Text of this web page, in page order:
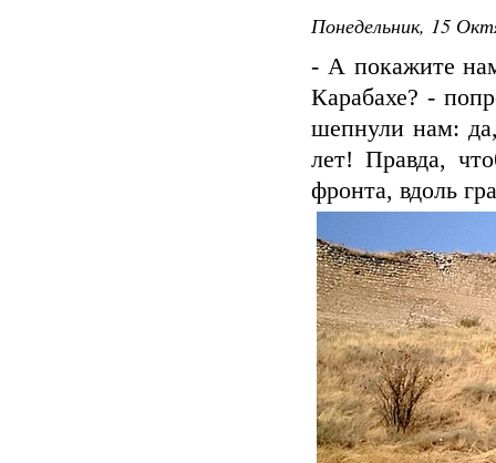
Понедельник, 15
- А покажите
Карабахе? -
шепнули нам:
лет! Правда,
фронта, вдоль